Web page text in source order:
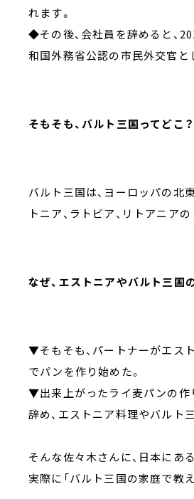
れます。
◆その後、会社員を辞めると、
和国外務省公認の市民外交官と
そもそも、バルト三国ってどこ？
バルト三国は、ヨーロッパの北
トニア、ラトビア、リトアニア
なぜ、エストニアやバルト三国
▼そもそも、パートナーがエス
でパンを作り始めた。
▼出来上がったライ麦パンの作
辞め、エストニア料理やバルト
そんな佐々木さんに、日本にあ
実際に「バルト三国の家庭で教